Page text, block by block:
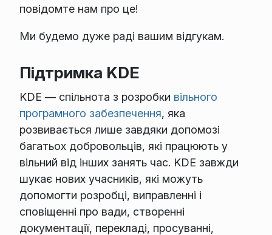
повідомте нам про це!
Ми будемо дуже раді вашим відгукам.
Підтримка KDE
KDE — спільнота з розробки вільного
програмного забезпечення, яка
розвивається лише завдяки допомозі
багатьох добровольців, які працюють у
вільний від інших занять час. KDE завжди
шукає нових учасників, які можуть
допомогти розробці, виправленні і
сповіщенні про вади, створенні
документації, перекладі, просуванні,